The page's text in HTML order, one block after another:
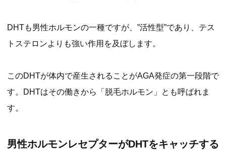
DHTも男性ホルモンの一種ですが、”活性型”であり、テス
トステロンよりも強い作用を及ぼします。
このDHTが体内で産生されることがAGA発症の第一段階で
す。DHTはその働きから「脱毛ホルモン」とも呼ばれま
す。
男性ホルモンレセプターがDHTをキャッチする